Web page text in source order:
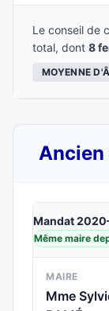
Le conseil de
total, dont 8
MOYENNE
Ancien
Mandat
Même maire
MAIRE
Mme